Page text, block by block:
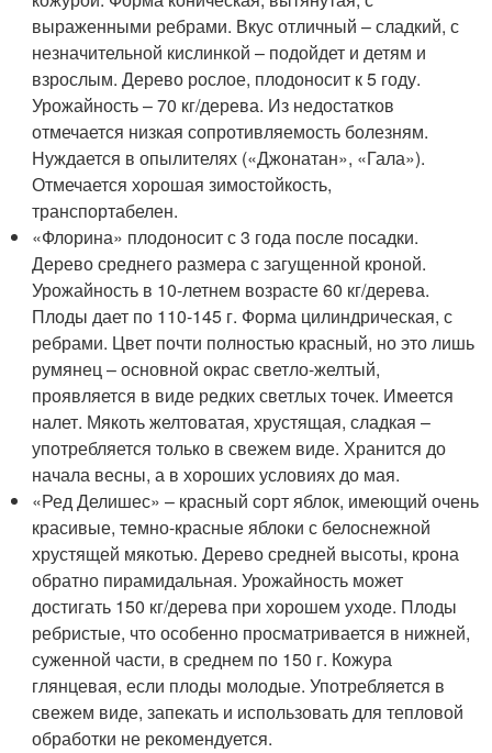
выраженными ребрами. Вкус отличный – сладкий, с
незначительной кислинкой – подойдет и детям и
взрослым. Дерево рослое, плодоносит к 5 году.
Урожайность – 70 кг/дерева. Из недостатков
отмечается низкая сопротивляемость болезням.
Нуждается в опылителях («Джонатан», «Гала»).
Отмечается хорошая зимостойкость,
транспортабелен.
«Флорина» плодоносит с 3 года после посадки.
Дерево среднего размера с загущенной кроной.
Урожайность в 10-летнем возрасте 60 кг/дерева.
Плоды дает по 110-145 г. Форма цилиндрическая, с
ребрами. Цвет почти полностью красный, но это лишь
румянец – основной окрас светло-желтый,
проявляется в виде редких светлых точек. Имеется
налет. Мякоть желтоватая, хрустящая, сладкая –
употребляется только в свежем виде. Хранится до
начала весны, а в хороших условиях до мая.
«Ред Делишес» – красный сорт яблок, имеющий очень
красивые, темно-красные яблоки с белоснежной
хрустящей мякотью. Дерево средней высоты, крона
обратно пирамидальная. Урожайность может
достигать 150 кг/дерева при хорошем уходе. Плоды
ребристые, что особенно просматривается в нижней,
суженной части, в среднем по 150 г. Кожура
глянцевая, если плоды молодые. Употребляется в
свежем виде, запекать и использовать для тепловой
обработки не рекомендуется.